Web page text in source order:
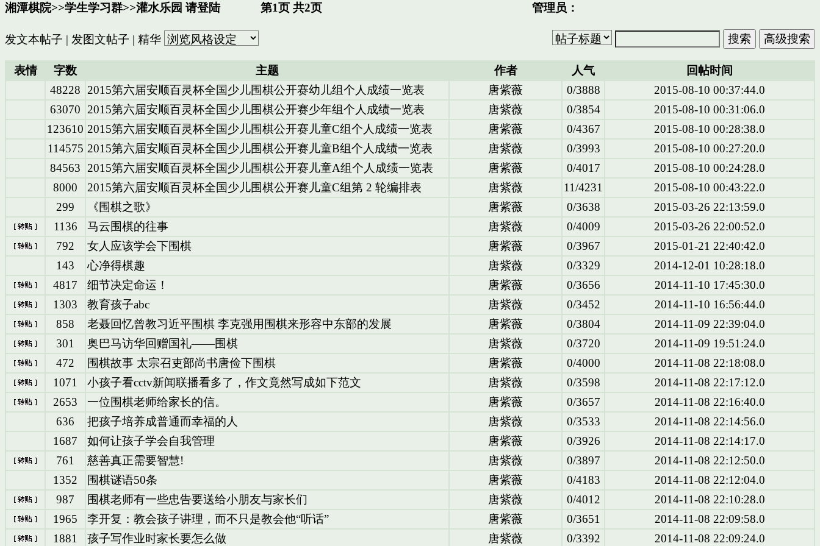
湘潭棋院>>学生学习群>>灌水乐园 请登陆 第1页 共2页 管理员：
发文本帖子 | 发图文帖子 | 精华
表情 字数 主题 作者 人气
回帖时间
48228
2015第六届安顺百灵杯全国少儿围棋公开赛幼儿组个人成绩一览表 唐紫薇 0/3888
2015-08-10 00:37:44.0
63070
2015第六届安顺百灵杯全国少儿围棋公开赛少年组个人成绩一览表 唐紫薇 0/3854
2015-08-10 00:31:06.0
123610 2015第六届安顺百灵杯全国少儿围棋公开赛儿童C组个人成绩一览表 唐紫薇 0/4367
2015-08-10 00:28:38.0
114575 2015第六届安顺百灵杯全国少儿围棋公开赛儿童B组个人成绩一览表 唐紫薇 0/3993
2015-08-10 00:27:20.0
84563
2015第六届安顺百灵杯全国少儿围棋公开赛儿童A组个人成绩一览表 唐紫薇 0/4017
2015-08-10 00:24:28.0
8000
2015第六届安顺百灵杯全国少儿围棋公开赛儿童C组第 2 轮编排表 唐紫薇 11/4231
2015-08-10 00:43:22.0
299
《围棋之歌》 唐紫薇 0/3638
2015-03-26 22:13:59.0
1136
马云围棋的往事 唐紫薇 0/4009
2015-03-26 22:00:52.0
792
女人应该学会下围棋 唐紫薇 0/3967
2015-01-21 22:40:42.0
143
心净得棋趣 唐紫薇 0/3329
2014-12-01 10:28:18.0
4817
细节决定命运！ 唐紫薇 0/3656
2014-11-10 17:45:30.0
1303
教育孩子abc 唐紫薇 0/3452
2014-11-10 16:56:44.0
858
老聂回忆曾教习近平围棋 李克强用围棋来形容中东部的发展 唐紫薇 0/3804
2014-11-09 22:39:04.0
301
奥巴马访华回赠国礼——围棋 唐紫薇 0/3720
2014-11-09 19:51:24.0
472
围棋故事 太宗召吏部尚书唐俭下围棋 唐紫薇 0/4000
2014-11-08 22:18:08.0
1071
小孩子看cctv新闻联播看多了，作文竟然写成如下范文 唐紫薇 0/3598
2014-11-08 22:17:12.0
2653
一位围棋老师给家长的信。 唐紫薇 0/3657
2014-11-08 22:16:40.0
636
把孩子培养成普通而幸福的人 唐紫薇 0/3533
2014-11-08 22:14:56.0
1687
如何让孩子学会自我管理 唐紫薇 0/3926
2014-11-08 22:14:17.0
761
慈善真正需要智慧! 唐紫薇 0/3897
2014-11-08 22:12:50.0
1352
围棋谜语50条 唐紫薇 0/4183
2014-11-08 22:12:04.0
987
围棋老师有一些忠告要送给小朋友与家长们 唐紫薇 0/4012
2014-11-08 22:10:28.0
1965
李开复：教会孩子讲理，而不只是教会他“听话” 唐紫薇 0/3651
2014-11-08 22:09:58.0
1881
孩子写作业时家长要怎么做 唐紫薇 0/3392 2014-11-08 22:09:24.0